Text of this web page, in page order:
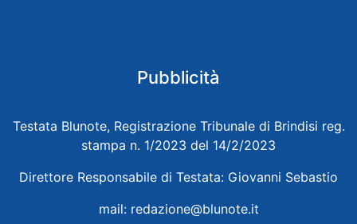
Pubblicità
Testata Blunote, Registrazione Tribunale di Brindisi reg.
stampa n. 1/2023 del 14/2/2023
Direttore Responsabile di Testata: Giovanni Sebastio
mail: redazione@blunote.it